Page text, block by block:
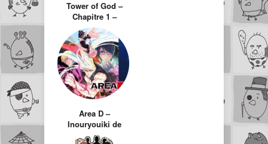
Tower of God –
Chapitre 1 –
L’étage d’Headon
Area D –
Inouryouiki de
Kyoichi